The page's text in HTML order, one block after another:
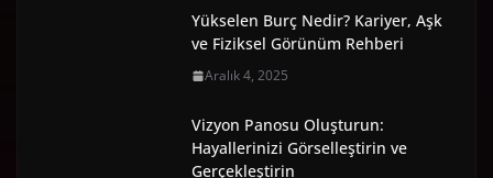
Yükselen Burç Nedir? Kariyer, Aşk
ve Fiziksel Görünüm Rehberi
Aralık 4, 2025
Vizyon Panosu Oluşturun:
Hayallerinizi Görselleştirin ve
Gerçekleştirin